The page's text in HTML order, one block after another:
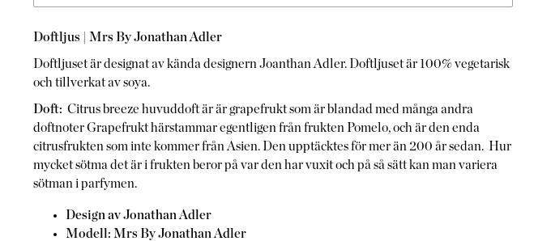
Doftljus | Mrs By Jonathan Adler
Doftljuset är designat av kända designern Joanthan Adler. Doftljuset är 100% vegetarisk
och tillverkat av soya.
Doft: Citrus breeze huvuddoft är är grapefrukt som är blandad med många andra
doftnoter Grapefrukt härstammar egentligen från frukten Pomelo, och är den enda
citrusfrukten som inte kommer från Asien. Den upptäcktes för mer än 200 år sedan. Hur
mycket sötma det är i frukten beror på var den har vuxit och på så sätt kan man variera
sötman i parfymen.
Design av Jonathan Adler
Modell: Mrs By Jonathan Adler